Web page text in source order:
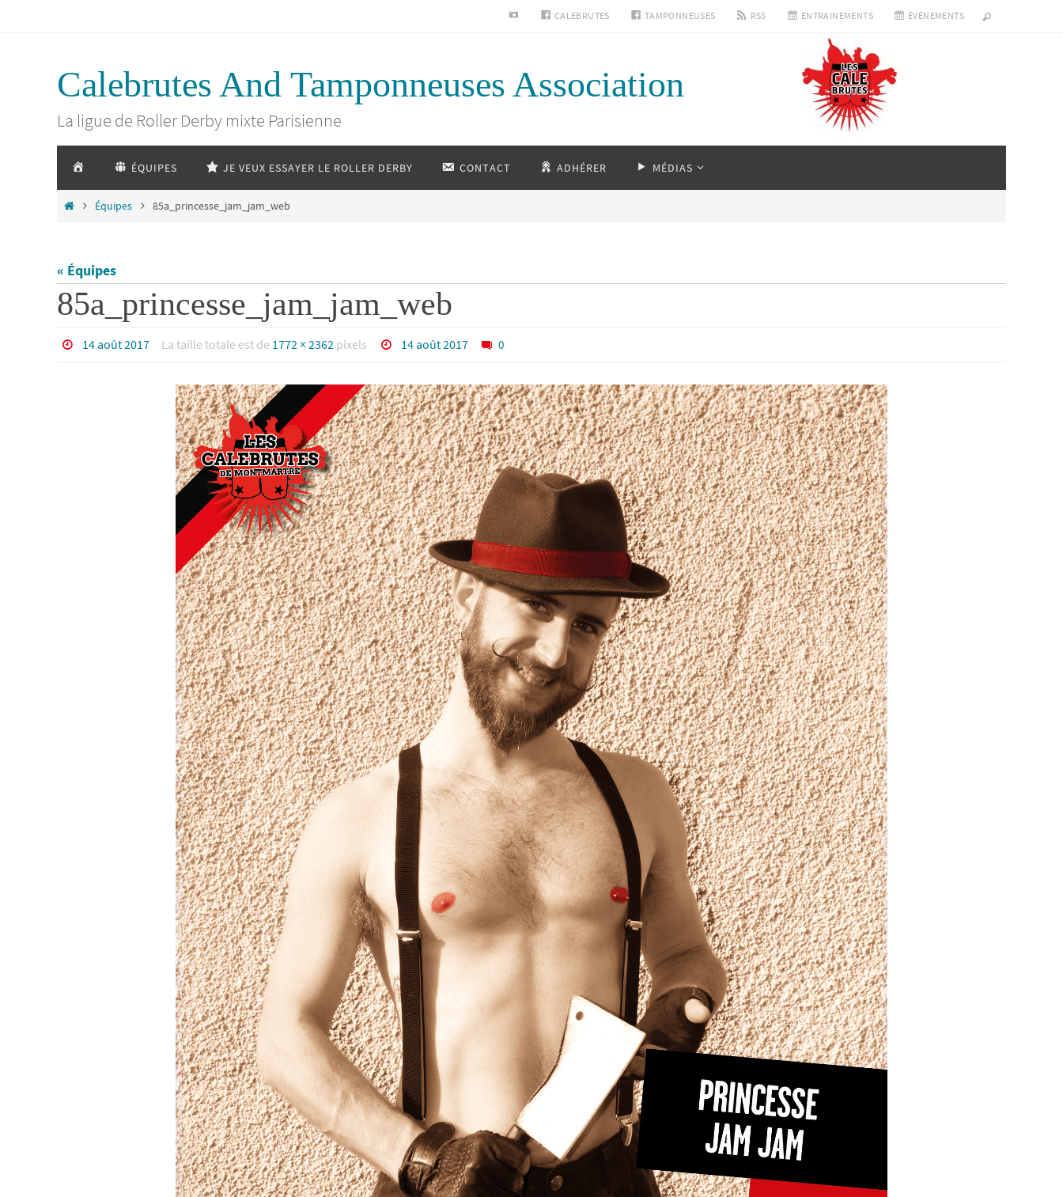
INSTAGRAMCALEBRUTES TAMPONNEUSES RSS ENTRAINEMENTS ÉVÉNEMENTS
Calebrutes And Tamponneuses Association
La ligue de Roller Derby mixte Parisienne
vers
le
contenu
ACCUEIL ÉQUIPES JE VEUX ESSAYER LE ROLLER DERBY CONTACT ADHÉRER MÉDIAS
HomeÉquipes 85a_princesse_jam_jam_web
« Équipes
85a_princesse_jam_jam_web
14 août 2017 La taille totale est de 1772 × 2362pixels 14 août 2017 0